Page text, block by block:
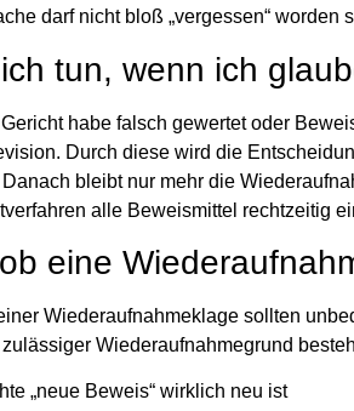
darf nicht bloß „vergessen“ worden
tun, wenn ich
habe falsch gewertet oder
Durch diese wird die
Danach bleibt nur mehr die
alle Beweismittel rechtzeitig
eine
Wiederaufnahmeklage sollten
Wiederaufnahmegrund
„neue Beweis“ wirklich neu ist